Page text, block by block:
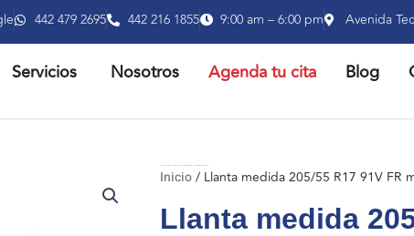
442 479 2695 442 216 1855 9:00 am – 6:00 pm Avenida
PRODUCTOS
Servicios ABRIR SERVICIOS
Nosotros Agenda tu cita Blog
Inicio/ Llanta medida 205/55 R17 91V FR
Llanta medida